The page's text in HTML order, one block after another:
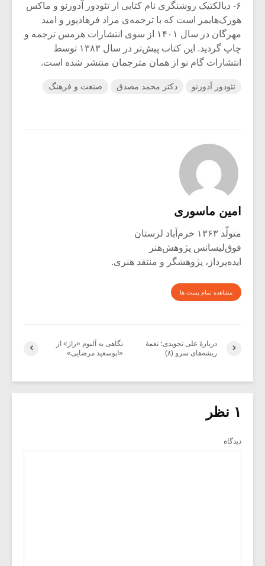
۶- دیالکتیک روشنگری نام کتابی از تئودور آدورنو و ماکس
هورک‌هایمر است که با ترجمه‌ی مراد فرهادپور و امید
مهرگان در سال ۱۴۰۱ از سوی انتشارات هرمس ترجمه و
چاپ گردید. این کتاب پیش‌تر در سال ۱۳۸۳ توسط
انتشارات گام نو از همان مترجمان منتشر شده است.
تئودور آدورنو دکتر محمد مصدق صنعت و فرهنگ
امین ماسوری
متولّد ۱۳۶۳ خرم‌آباد لرستان
فوق‌لیسانس پژوهش‌هنر
ایده‌پرداز، پژوهشگر و منتقد هنری.
مشاهده تمام پست ها
نگاهی به آلبوم «راز» از
«ابوسعید مرضایی»
دربارۀ علی تجویدی؛ نغمۀ
ریشه‌های سرو (۸)
۱ نظر
دیدگاه